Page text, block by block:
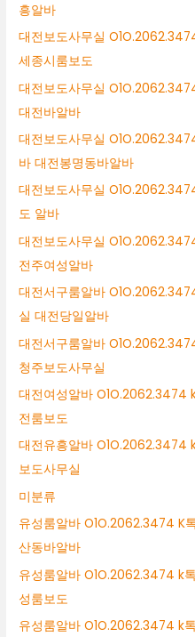
흥알바
대전보도사무실
세종시룸보도
대전보도사무실
대전바알바
대전보도사무실
바 대전봉명동바알바
대전보도사무실
도 알바
대전보도사무실
전주여성알바
대전서구룸알바
실 대전당일알바
대전서구룸알바
청주보도사무실
대전여성알바
전룸보도
대전유흥알바
보도사무실
미분류
유성룸알바 O1O.2062.3474 K
산동바알바
유성룸알바 O1O.2062.3474 k
성룸보도
유성룸알바 O1O.2062.3474 k